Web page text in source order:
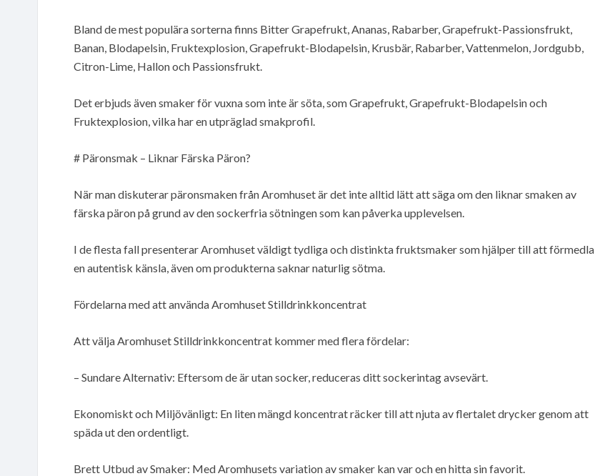
Bland de mest populära sorterna finns Bitter Grapefrukt, Ananas, Rabarber, Grapefrukt-Passionsfrukt,
Banan, Blodapelsin, Fruktexplosion, Grapefrukt-Blodapelsin, Krusbär, Rabarber, Vattenmelon, Jordgubb,
Citron-Lime, Hallon och Passionsfrukt.
Det erbjuds även smaker för vuxna som inte är söta, som Grapefrukt, Grapefrukt-Blodapelsin och
Fruktexplosion, vilka har en utpräglad smakprofil.
# Päronsmak – Liknar Färska Päron?
När man diskuterar päronsmaken från Aromhuset är det inte alltid lätt att säga om den liknar smaken av
färska päron på grund av den sockerfria sötningen som kan påverka upplevelsen.
I de flesta fall presenterar Aromhuset väldigt tydliga och distinkta fruktsmaker som hjälper till att förmedla
en autentisk känsla, även om produkterna saknar naturlig sötma.
Fördelarna med att använda Aromhuset Stilldrinkkoncentrat
Att välja Aromhuset Stilldrinkkoncentrat kommer med flera fördelar:
– Sundare Alternativ: Eftersom de är utan socker, reduceras ditt sockerintag avsevärt.
Ekonomiskt och Miljövänligt: En liten mängd koncentrat räcker till att njuta av flertalet drycker genom att
späda ut den ordentligt.
Brett Utbud av Smaker: Med Aromhusets variation av smaker kan var och en hitta sin favorit.